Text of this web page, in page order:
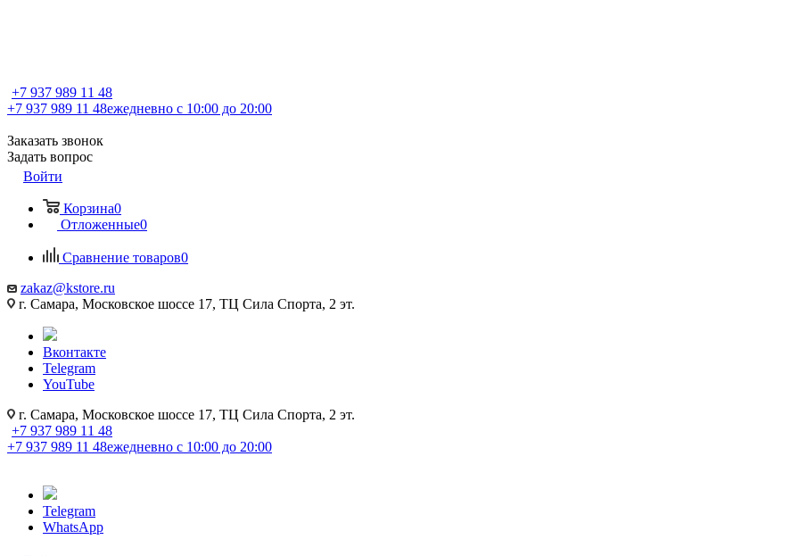
+7 937 989 11 48
+7 937 989 11 48ежедневно с 10:00 до 20:00
Заказать звонок
Задать вопрос
Войти
Корзина0
Отложенные0
Сравнение товаров0
zakaz@kstore.ru
г. Самара, Московское шоссе 17, ТЦ Сила Спорта, 2 эт.
Вконтакте
Telegram
YouTube
г. Самара, Московское шоссе 17, ТЦ Сила Спорта, 2 эт.
+7 937 989 11 48
+7 937 989 11 48ежедневно с 10:00 до 20:00
Telegram
WhatsApp